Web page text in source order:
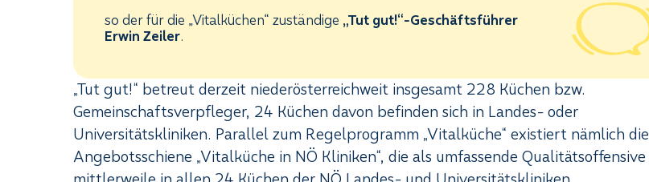
so der für die „Vitalküchen“ zuständige „Tut gut!“-Geschäftsführer
Erwin Zeiler.
„Tut gut!“ betreut derzeit niederösterreichweit insgesamt 228 Küchen bzw.
Gemeinschaftsverpfleger, 24 Küchen davon befinden sich in Landes- oder
Universitätskliniken. Parallel zum Regelprogramm „Vitalküche“ existiert nämlich die
Angebotsschiene „Vitalküche in NÖ Kliniken“, die als umfassende Qualitätsoffensive